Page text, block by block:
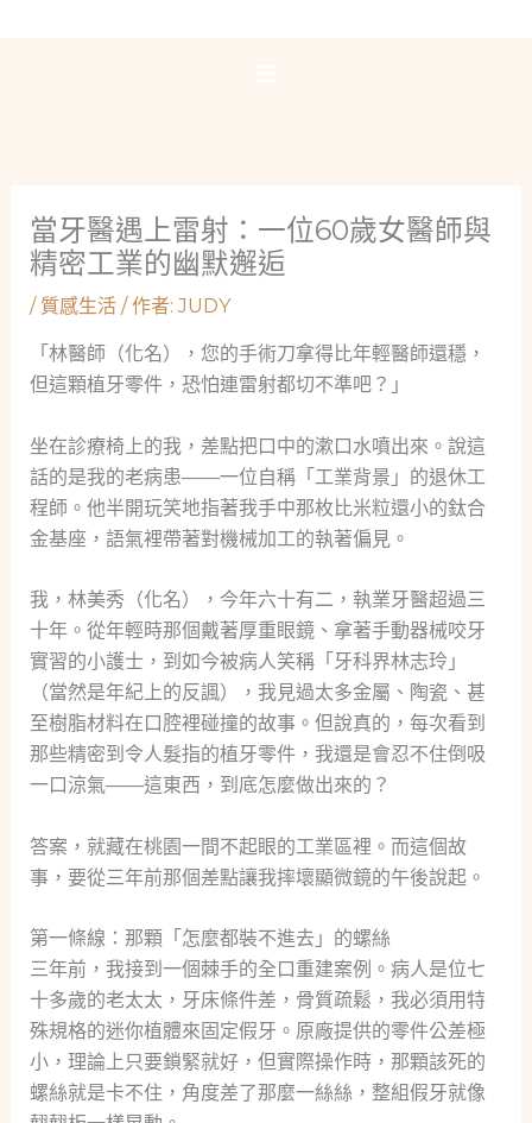
當牙醫遇上雷射：一位60歲女醫師與
精密工業的幽默邂逅
/ 質感生活/ 作者:JUDY
「林醫師（化名），您的手術刀拿得比年輕醫師還穩，
但這顆植牙零件，恐怕連雷射都切不準吧？」
坐在診療椅上的我，差點把口中的漱口水噴出來。說這
話的是我的老病患——一位自稱「工業背景」的退休工
程師。他半開玩笑地指著我手中那枚比米粒還小的鈦合
金基座，語氣裡帶著對機械加工的執著偏見。
我，林美秀（化名），今年六十有二，執業牙醫超過三
十年。從年輕時那個戴著厚重眼鏡、拿著手動器械咬牙
實習的小護士，到如今被病人笑稱「牙科界林志玲」
（當然是年紀上的反諷），我見過太多金屬、陶瓷、甚
至樹脂材料在口腔裡碰撞的故事。但說真的，每次看到
那些精密到令人髮指的植牙零件，我還是會忍不住倒吸
一口涼氣——這東西，到底怎麼做出來的？
答案，就藏在桃園一間不起眼的工業區裡。而這個故
事，要從三年前那個差點讓我摔壞顯微鏡的午後說起。
第一條線：那顆「怎麼都裝不進去」的螺絲
三年前，我接到一個棘手的全口重建案例。病人是位七
十多歲的老太太，牙床條件差，骨質疏鬆，我必須用特
殊規格的迷你植體來固定假牙。原廠提供的零件公差極
小，理論上只要鎖緊就好，但實際操作時，那顆該死的
螺絲就是卡不住，角度差了那麼一絲絲，整組假牙就像